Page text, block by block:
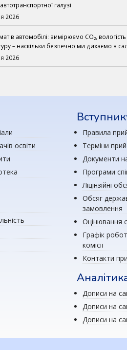
галузі
2026
в автомобілі: вимірюємо CO₂, вологість
– наскільки безпечно ми дихаємо в
2026
освіти
Правила
Терміни
Документи
Програми
Ліцінзійні
Обсяг
замовлення
Оцінювання
Графік
комісії
Контакти
Дописи на
Дописи на
Дописи на